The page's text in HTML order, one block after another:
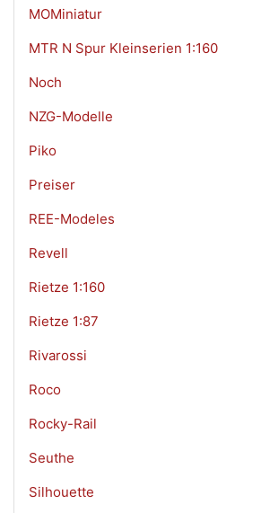
MOMiniatur
MTR N Spur Kleinserien 1:160
Noch
NZG-Modelle
Piko
Preiser
REE-Modeles
Revell
Rietze 1:160
Rietze 1:87
Rivarossi
Roco
Rocky-Rail
Seuthe
Silhouette